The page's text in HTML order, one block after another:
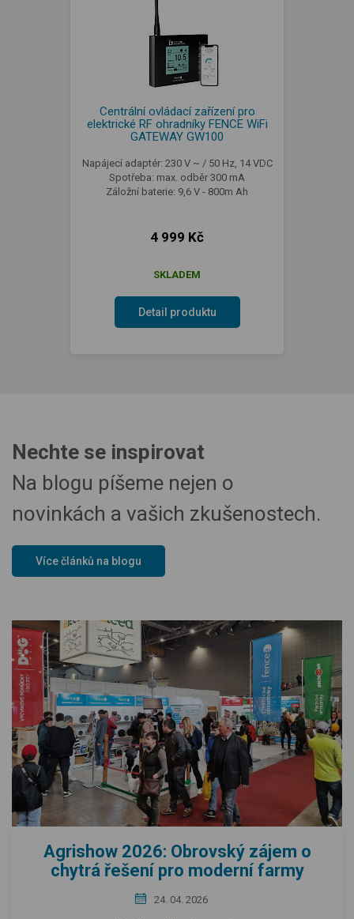
Centrální ovládací zařízení pro
elektrické RF ohradníky FENCE WiFi
GATEWAY GW100
Napájecí adaptér: 230 V ~ / 50 Hz, 14 VDC
Spotřeba: max. odběr 300 mA
Záložní baterie: 9,6 V - 800m Ah
4 999 Kč
SKLADEM
Detail produktu
Nechte se inspirovat
Na blogu píšeme nejen o
novinkách a vašich zkušenostech.
Více článků na blogu
Agrishow 2026: Obrovský zájem o
chytrá řešení pro moderní farmy
24. 04. 2026